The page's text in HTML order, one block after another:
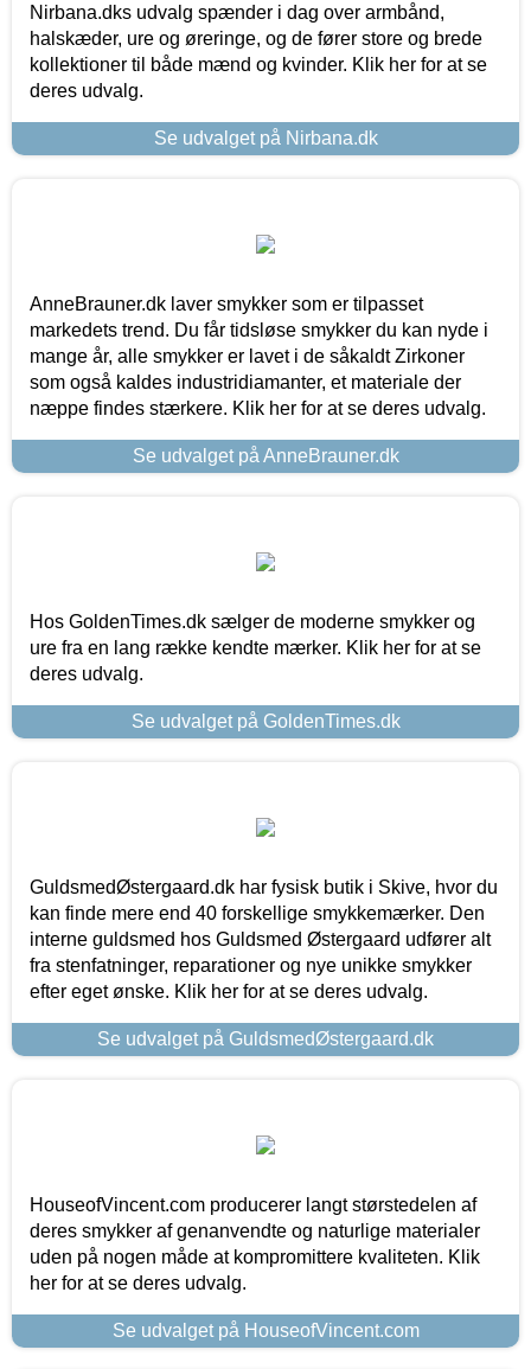
Nirbana.dks udvalg spænder i dag over armbånd,
halskæder, ure og øreringe, og de fører store og brede
kollektioner til både mænd og kvinder. Klik her for at se
deres udvalg.
Se udvalget på Nirbana.dk
AnneBrauner.dk laver smykker som er tilpasset
markedets trend. Du får tidsløse smykker du kan nyde i
mange år, alle smykker er lavet i de såkaldt Zirkoner
som også kaldes industridiamanter, et materiale der
næppe findes stærkere. Klik her for at se deres udvalg.
Se udvalget på AnneBrauner.dk
Hos GoldenTimes.dk sælger de moderne smykker og
ure fra en lang række kendte mærker. Klik her for at se
deres udvalg.
Se udvalget på GoldenTimes.dk
GuldsmedØstergaard.dk har fysisk butik i Skive, hvor du
kan finde mere end 40 forskellige smykkemærker. Den
interne guldsmed hos Guldsmed Østergaard udfører alt
fra stenfatninger, reparationer og nye unikke smykker
efter eget ønske. Klik her for at se deres udvalg.
Se udvalget på GuldsmedØstergaard.dk
HouseofVincent.com producerer langt størstedelen af
deres smykker af genanvendte og naturlige materialer
uden på nogen måde at kompromittere kvaliteten. Klik
her for at se deres udvalg.
Se udvalget på HouseofVincent.com